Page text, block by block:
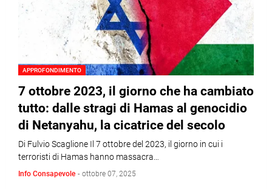
APPROFONDIMENTO
7 ottobre 2023, il giorno che ha cambiato
tutto: dalle stragi di Hamas al genocidio
di Netanyahu, la cicatrice del secolo
Di Fulvio Scaglione Il 7 ottobre del 2023, il giorno in cui i
terroristi di Hamas hanno massacra…
Info Consapevole - ottobre 07, 2025